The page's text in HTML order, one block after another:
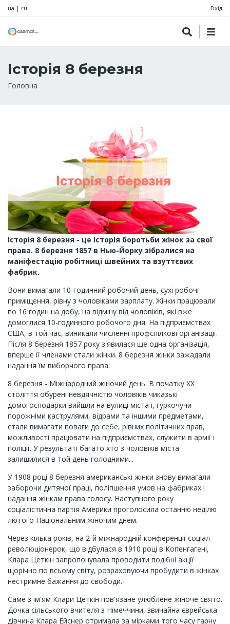
ua | ru Вхід
Історія 8 березня
Рядок
Головна
Історія 8 березня - це історія боротьби жінок за свої
права. 8 березня 1857 в Нью-Йорку зібралися на
маніфестацію робітниці швейних та взуттєвих
фабрик.
Вони вимагали 10-годинний робочий день, сухі робочі
приміщення, рівну з чоловіками зарплату. Жінки працювали
по 16 годин на добу, на відміну від чоловіків, які вже
домоглися 10-годинного робочого дня. На підприємствах
США, в той час, виникали численні профспілкові організації.
Після 8 березня 1857 року з'явилася ще одна організація,
вперше її членами стали жінки. 8 березня жінки зажадали
надання їм виборчого права.
8 березня - Міжнародний жіночий день. В початку XX
століття обурені невдячністю чоловіків чиказькі
домогосподарки вийшли на вулиці міста і, гуркочучи
порожніми каструлями, відрами та іншими предметами,
стали вимагати поваги до себе, рівних політичних прав,
можливості працювати на підприємствах, служити в армії і
поліції. У результаті багато хто з чоловіків міста
залишилися в той день голодними...
У 1908 році 8 березня американські жінки знову вимагали
заборони дитячої праці, поліпшення умов на фабриках і
надання жінкам права голосу. Наступного року
соціалістична партія Америки проголосила останню неділю
лютого Національним жіночим днем.
Через кілька років, на 2-й міжнародній конференції соціал-
революціонерок, що відбулася в 1910 році в Копенгагені,
Клара Цеткін запропонувала проводити подібні акції
щорічно по всьому світу, розраховуючи пробудити в жінках
нестримне бажання до свободи.
Саме з ім'ям Клари Цеткін пов'язане улюблене жіноче свято.
Дочка сільського вчителя з Німеччини, звичайна єврейська
дівчина Клара Ейснер отримала за мірками того часу гарну